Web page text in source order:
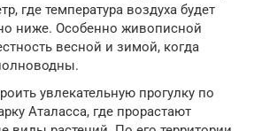
где температура воздуха будет
ниже. Особенно живописной
весной и зимой, когда
увлекательную прогулку по
Аталасса, где прорастают